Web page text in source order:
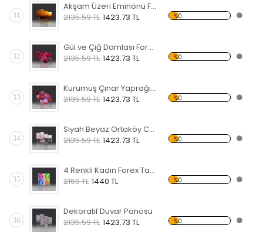
31
Akşam Üzeri Eminönü Forex Tablo
2135.59 TL 1423.73 TL %0
32
Gül ve Çiğ Damlası Forex Tablo
2135.59 TL 1423.73 TL %0
33
Kurumuş Çınar Yaprağı ve Taş Forex Tablo
2135.59 TL 1423.73 TL %0
34
Siyah Beyaz Ortaköy Camii Forex Tablo
2135.59 TL 1423.73 TL %0
35
4 Renkli Kadın Forex Tablo
2160 TL 1440 TL %0
36
Dekoratif Duvar Panosu
2135.59 TL 1423.73 TL %0